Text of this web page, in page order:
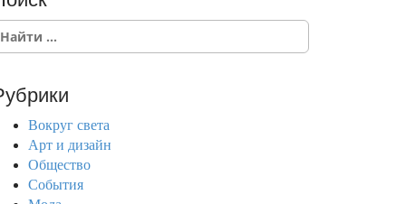
Вокруг света
Арт и дизайн
Общество
События